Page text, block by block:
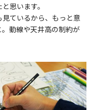
思います。
ているから、もっと意
動線や天井高の制約が